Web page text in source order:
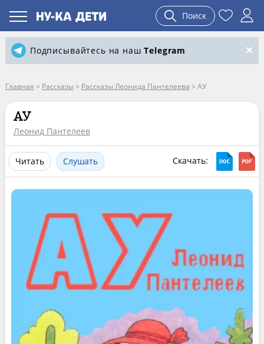
Поиск
Подписывайтесь на нашTelegram
Главная > Рассказы > Рассказы Леонида Пантелеева > АУ
АУ
Леонид Пантелеев
Читать Слушать Скачать: